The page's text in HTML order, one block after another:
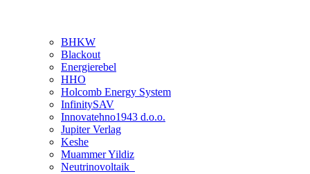
BHKW
Blackout
Energierebel
HHO
Holcomb Energy System
InfinitySAV
Innovatehno1943 d.o.o.
Jupiter Verlag
Keshe
Muammer Yildiz
Neutrinovoltaik